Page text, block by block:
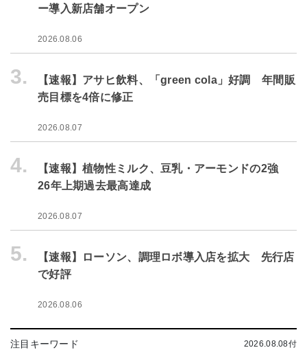
ー導入新店舗オープン
2026.08.06
3.
【速報】アサヒ飲料、「green cola」好調 年間販
売目標を4倍に修正
2026.08.07
4.
【速報】植物性ミルク、豆乳・アーモンドの2強
26年上期過去最高達成
2026.08.07
5.
【速報】ローソン、調理ロボ導入店を拡大 先行店
で好評
2026.08.06
注目キーワード 2026.08.08付